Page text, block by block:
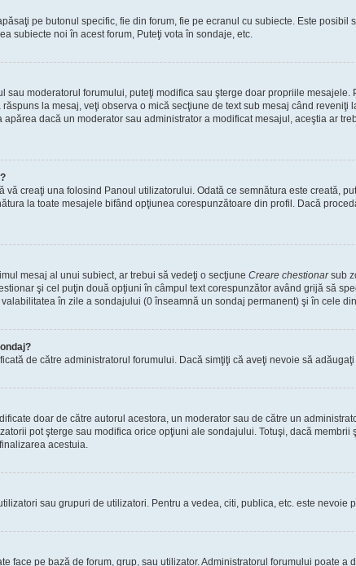
pe butonul specific, fie din forum, fie pe ecranul cu subiecte. Este
subiecte noi în acest forum, Puteţi vota în sondaje, etc.
sau moderatorul forumului, puteţi modifica sau şterge doar propriile
la mesaj, veţi observa o mică secţiune de text sub mesaj când
dacă un moderator sau administrator a modificat mesajul, aceştia ar
vă creaţi una folosind Panoul utilizatorului. Odată ce semnătura este creată,
la toate mesajele bifând opţiunea corespunzătoare din profil. Dacă
mesaj al unui subiect, ar trebui să vedeţi o secţiune Creare chestionarsub
şi cel puţin două opţiuni în câmpul text corespunzător având grijă să
în zile a sondajului (0 înseamnă un sondaj permanent) şi în cele
de către administratorul forumului. Dacă simţiţi că aveţi nevoie să
doar de către autorul acestora, un moderator sau de către un
pot şterge sau modifica orice opţiuni ale sondajului. Totuşi, dacă
acestuia.
sau grupuri de utilizatori. Pentru a vedea, citi, publica, etc. este
face pe bază de forum, grup, sau utilizator. Administratorul forumului poate